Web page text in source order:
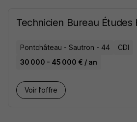
Technicien Bureau Études
Pontchâteau - Sautron - 44
CDI
30 000 - 45 000 € / an
Voir l’offre